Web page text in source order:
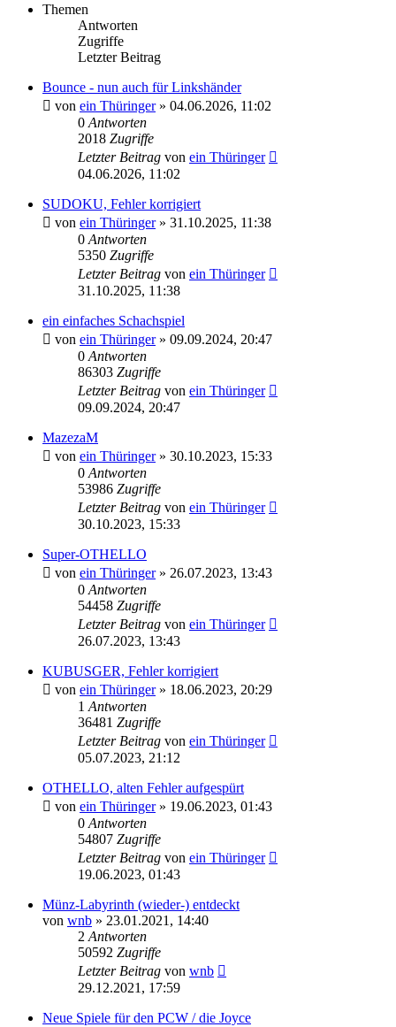
Themen
Antworten
Zugriffe
Letzter Beitrag
Bounce - nun auch für Linkshänder
von ein Thüringer» 04.06.2026, 11:02
0 Antworten
2018 Zugriffe
Letzter Beitrag von ein Thüringer
04.06.2026, 11:02
SUDOKU, Fehler korrigiert
von ein Thüringer» 31.10.2025, 11:38
0 Antworten
5350 Zugriffe
Letzter Beitrag von ein Thüringer
31.10.2025, 11:38
ein einfaches Schachspiel
von ein Thüringer» 09.09.2024, 20:47
0 Antworten
86303 Zugriffe
Letzter Beitrag von ein Thüringer
09.09.2024, 20:47
MazezaM
von ein Thüringer» 30.10.2023, 15:33
0 Antworten
53986 Zugriffe
Letzter Beitrag von ein Thüringer
30.10.2023, 15:33
Super-OTHELLO
von ein Thüringer» 26.07.2023, 13:43
0 Antworten
54458 Zugriffe
Letzter Beitrag von ein Thüringer
26.07.2023, 13:43
KUBUSGER, Fehler korrigiert
von ein Thüringer» 18.06.2023, 20:29
1 Antworten
36481 Zugriffe
Letzter Beitrag von ein Thüringer
05.07.2023, 21:12
OTHELLO, alten Fehler aufgespürt
von ein Thüringer» 19.06.2023, 01:43
0 Antworten
54807 Zugriffe
Letzter Beitrag von ein Thüringer
19.06.2023, 01:43
Münz-Labyrinth (wieder-) entdeckt
von wnb » 23.01.2021, 14:40
2 Antworten
50592 Zugriffe
Letzter Beitrag von wnb
29.12.2021, 17:59
Neue Spiele für den PCW / die Joyce